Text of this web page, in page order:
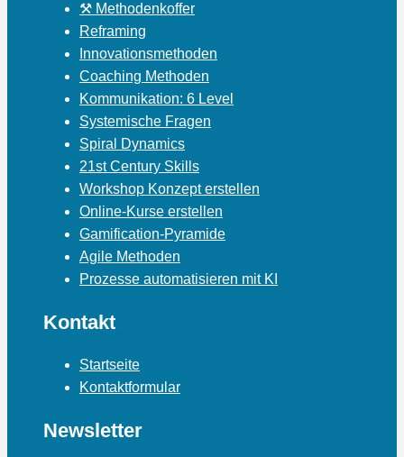
⚒ Methodenkoffer
Reframing
Innovationsmethoden
Coaching Methoden
Kommunikation: 6 Level
Systemische Fragen
Spiral Dynamics
21st Century Skills
Workshop Konzept erstellen
Online-Kurse erstellen
Gamification-Pyramide
Agile Methoden
Prozesse automatisieren mit KI
Kontakt
Startseite
Kontaktformular
Newsletter